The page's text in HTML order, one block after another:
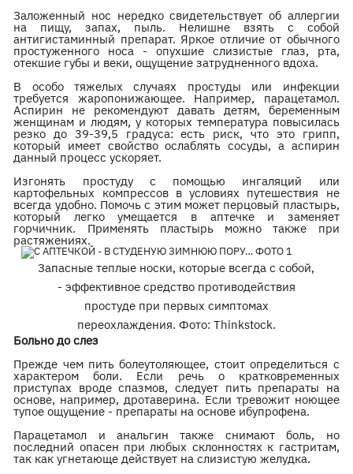
Заложенный нос нередко свидетельствует об аллергии
на пищу, запах, пыль. Нелишне взять с собой
антигистаминный препарат. Яркое отличие от обычного
простуженного носа - опухшие слизистые глаз, рта,
отекшие губы и веки, ощущение затрудненного вдоха.
В особо тяжелых случаях простуды или инфекции
требуется жаропонижающее. Например, парацетамол.
Аспирин не рекомендуют давать детям, беременным
женщинам и людям, у которых температура повысилась
резко до 39-39,5 градуса: есть риск, что это грипп,
который имеет свойство ослаблять сосуды, а аспирин
данный процесс ускоряет.
Изгонять простуду с помощью ингаляций или
картофельных компрессов в условиях путешествия не
всегда удобно. Помочь с этим может перцовый пластырь,
который легко умещается в аптечке и заменяет
горчичник. Применять пластырь можно также при
растяжениях.
Запасные теплые носки, которые всегда с собой,
- эффективное средство противодействия
простуде при первых симптомах
переохлаждения. Фото: Thinkstock.
Больно до слез
Прежде чем пить болеутоляющее, стоит определиться с
характером боли. Если речь о кратковременных
приступах вроде спазмов, следует пить препараты на
основе, например, дротаверина. Если тревожит ноющее
тупое ощущение - препараты на основе ибупрофена.
Парацетамол и анальгин также снимают боль, но
последний опасен при любых склонностях к гастритам,
так как угнетающе действует на слизистую желудка.